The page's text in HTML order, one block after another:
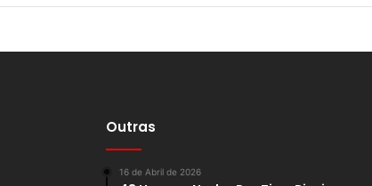
Outras
16 de Abril de 2026